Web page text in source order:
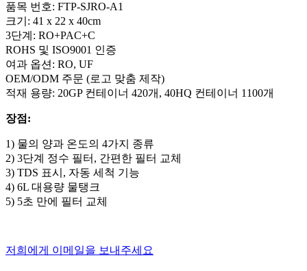
품목 번호: FTP-SJRO-A1
크기: 41 x 22 x 40cm
3단계: RO+PAC+C
ROHS 및 ISO9001 인증
여과 옵션: RO, UF
OEM/ODM 주문 (로고 맞춤 제작)
적재 용량: 20GP 컨테이너 420개, 40HQ 컨테이너 1100개
장점:
1) 물의 양과 온도의 4가지 종류
2) 3단계 정수 필터, 간편한 필터 교체
3) TDS 표시, 자동 세척 기능
4) 6L 대용량 물탱크
5) 5초 만에 필터 교체
저희에게 이메일을 보내주세요